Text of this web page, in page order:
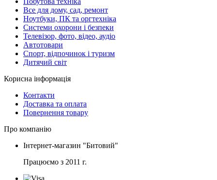
Все для дому, сад, ремонт
Ноутбуки, ПК та оргтехніка
Системи охорони і безпеки
Телевізор, фото, відео, аудіо
Автотовари
Спорт, відпочинок і туризм
Дитячий світ
Корисна інформація
Контакти
Доставка та оплата
Повернення товару
Про компанію
Інтернет-магазин "Битовий"
Працюємо з 2011 г.